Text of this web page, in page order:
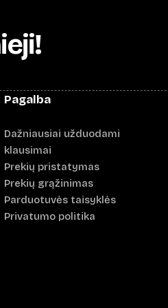
Pagalba
Dažniausiai užduodami
klausimai
Prekių pristatymas
Prekių grąžinimas
Parduotuvės taisyklės
Privatumo politika